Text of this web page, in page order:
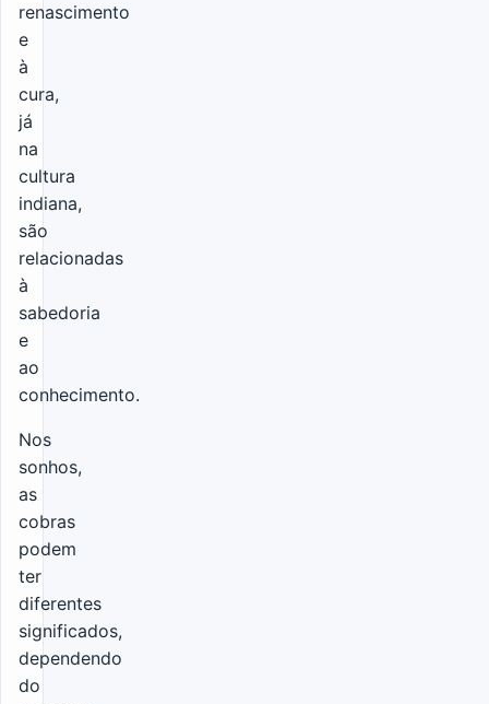
renascimento
e
à
cura,
já
na
cultura
indiana,
são
relacionadas
à
sabedoria
e
ao
conhecimento.
Nos
sonhos,
as
cobras
podem
ter
diferentes
significados,
dependendo
do